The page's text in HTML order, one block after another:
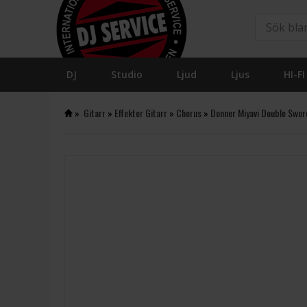
DJ Studio Ljud Ljus HI-FI
» Gitarr» Effekter Gitarr» Chorus » Donner Miyavi Double